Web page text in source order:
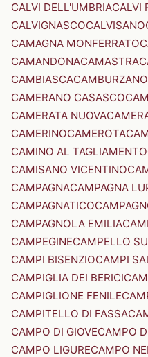
CALVI DELL'UMBRIACALVI
CALVIGNASCOCALVISANO
CAMAGNA MONFERRATO
CAMANDONACAMASTRA
CAMBIASCACAMBURZANO
CAMERANO CASASCO
CAMERATA NUOVA
CAMERINOCAMEROTA
CAMINO AL TAGLIAMENTO
CAMISANO VICENTINO
CAMPAGNACAMPAGNA
CAMPAGNATICO
CAMPAGNOLA EMILIA
CAMPEGINECAMPELLO
CAMPI BISENZIOCAMPI
CAMPIGLIA DEI BERICI
CAMPIGLIONE FENILE
CAMPITELLO DI FASSA
CAMPO DI GIOVECAMPO
CAMPO LIGURECAMPO